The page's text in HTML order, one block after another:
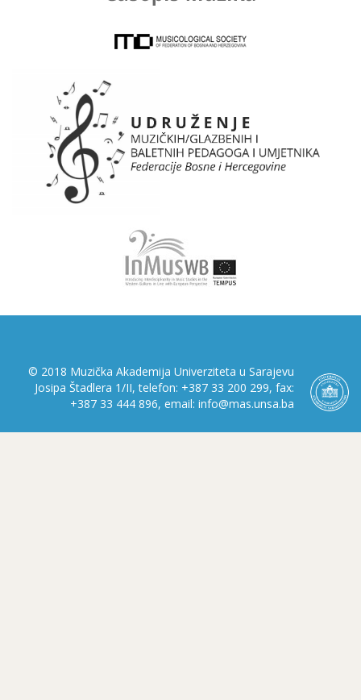
© 2018 Muzička Akademija Univerziteta u Sarajevu
Josipa Štadlera 1/II, telefon: +387 33 200 299, fax:
+387 33 444 896, email: info@mas.unsa.ba